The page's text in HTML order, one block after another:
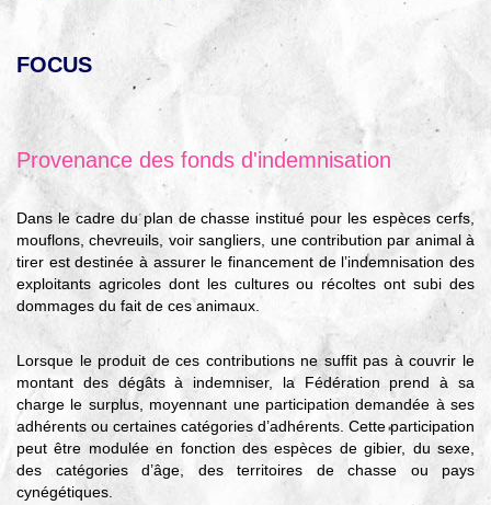
FOCUS
Provenance des fonds d'indemnisation
Dans le cadre du plan de chasse institué pour les espèces cerfs,
mouflons, chevreuils, voir sangliers, une contribution par animal à
tirer est destinée à assurer le financement de l’indemnisation des
exploitants agricoles dont les cultures ou récoltes ont subi des
dommages du fait de ces animaux.
Lorsque le produit de ces contributions ne suffit pas à couvrir le
montant des dégâts à indemniser, la Fédération prend à sa
charge le surplus, moyennant une participation demandée à ses
adhérents ou certaines catégories d’adhérents. Cette participation
peut être modulée en fonction des espèces de gibier, du sexe,
des catégories d’âge, des territoires de chasse ou pays
cynégétiques.